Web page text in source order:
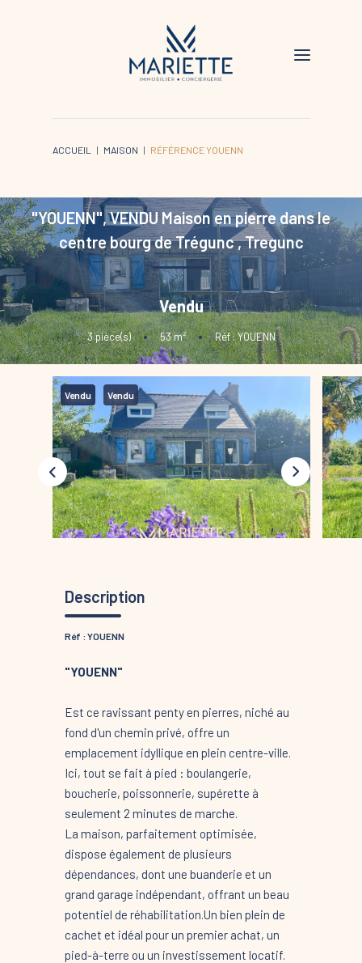
ACCUEIL MAISON RÉFÉRENCE YOUENN
"YOUENN", VENDU Maison en pierre dans le
centre bourg de Trégunc,Tregunc
Vendu
3pièce(s) • 53m² • Réf : YOUENN
Vendu Vendu
Description
Réf : YOUENN
"YOUENN"
Est ce ravissant penty en pierres, niché au
fond d'un chemin privé, offre un
emplacement idyllique en plein centre-ville.
Ici, tout se fait à pied : boulangerie,
boucherie, poissonnerie, supérette à
seulement 2 minutes de marche.
La maison, parfaitement optimisée,
dispose également de plusieurs
dépendances, dont une buanderie et un
grand garage indépendant, offrant un beau
potentiel de réhabilitation.Un bien plein de
cachet et idéal pour un premier achat, un
pied-à-terre ou un investissement locatif.